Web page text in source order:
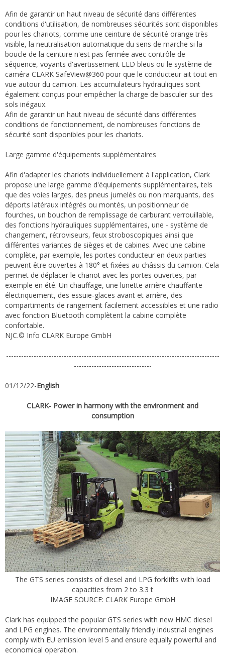
Afin de garantir un haut niveau de sécurité dans différentes
conditions d'utilisation, de nombreuses sécurités sont disponibles
pour les chariots, comme une ceinture de sécurité orange très
visible, la neutralisation automatique du sens de marche si la
boucle de la ceinture n'est pas fermée avec contrôle de
séquence, voyants d'avertissement LED bleus ou le système de
caméra CLARK SafeView@360 pour que le conducteur ait tout en
vue autour du camion. Les accumulateurs hydrauliques sont
également conçus pour empêcher la charge de basculer sur des
sols inégaux.
Afin de garantir un haut niveau de sécurité dans différentes
conditions de fonctionnement, de nombreuses fonctions de
sécurité sont disponibles pour les chariots.
Large gamme d'équipements supplémentaires
Afin d'adapter les chariots individuellement à l'application, Clark
propose une large gamme d'équipements supplémentaires, tels
que des voies larges, des pneus jumelés ou non marquants, des
déports latéraux intégrés ou montés, un positionneur de
fourches, un bouchon de remplissage de carburant verrouillable,
des fonctions hydrauliques supplémentaires, une - système de
changement, rétroviseurs, feux stroboscopiques ainsi que
différentes variantes de sièges et de cabines. Avec une cabine
complète, par exemple, les portes conducteur en deux parties
peuvent être ouvertes à 180° et fixées au châssis du camion. Cela
permet de déplacer le chariot avec les portes ouvertes, par
exemple en été. Un chauffage, une lunette arrière chauffante
électriquement, des essuie-glaces avant et arrière, des
compartiments de rangement facilement accessibles et une radio
avec fonction Bluetooth complètent la cabine complète
confortable.
NJC.© Info CLARK Europe GmbH
-------------------------------------------------------------------------------------
-------------------------------
01/12/22-English
CLARK- Power in harmony with the environment and
consumption
The GTS series consists of diesel and LPG forklifts with load
capacities from 2 to 3.3 t
IMAGE SOURCE: CLARK Europe GmbH
Clark has equipped the popular GTS series with new HMC diesel
and LPG engines. The environmentally friendly industrial engines
comply with EU emission level 5 and ensure equally powerful and
economical operation.